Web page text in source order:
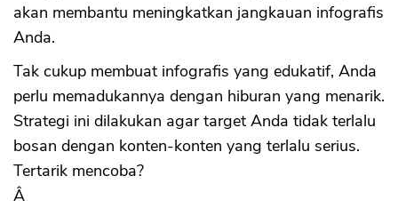
akan membantu meningkatkan jangkauan infografis
Anda.
Tak cukup membuat infografis yang edukatif, Anda
perlu memadukannya dengan hiburan yang menarik.
Strategi ini dilakukan agar target Anda tidak terlalu
bosan dengan konten-konten yang terlalu serius.
Tertarik mencoba?
Â